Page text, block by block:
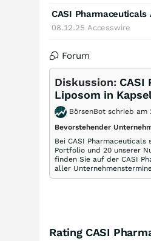
08.12.25 Accesswire
Forum
Diskussion: CASI
Liposom in
BörsenBot schrieb am
Bevorstehender
Bei CASI
Portfolio und 20 unserer
finden Sie auf der CASI
aller
Rating CASI